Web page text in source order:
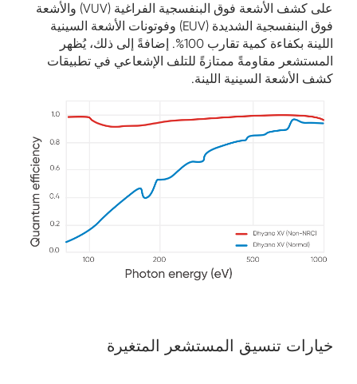
على كشف الأشعة فوق البنفسجية الفراغية (VUV) والأشعة
فوق البنفسجية الشديدة (EUV) وفوتونات الأشعة السينية
اللينة بكفاءة كمية تقارب 100%. إضافةً إلى ذلك، يُظهر
المستشعر مقاومةً ممتازةً للتلف الإشعاعي في تطبيقات
كشف الأشعة السينية اللينة.
خيارات تنسيق المستشعر المتغيرة